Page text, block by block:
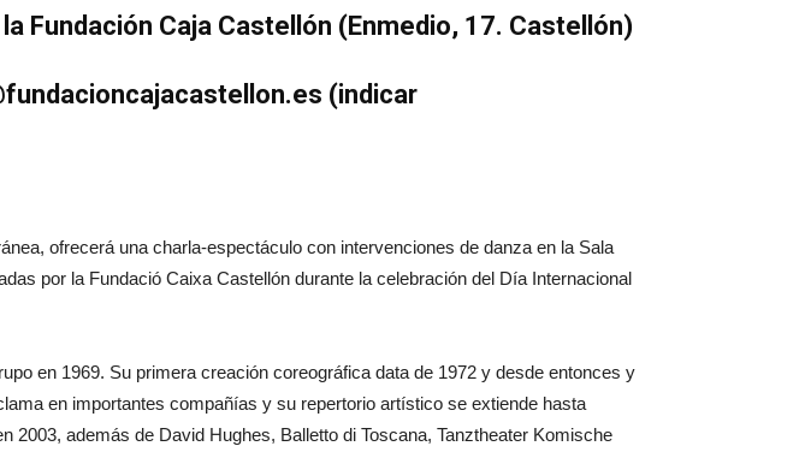
Fundación Caja Castellón (Enmedio, 17. Castellón)
(indicar
ofrecerá una charla-espectáculo con intervenciones de danza en la Sala
por la Fundació Caixa Castellón durante la celebración del Día Internacional
en 1969. Su primera creación coreográfica data de 1972 y desde entonces y
en importantes compañías y su repertorio artístico se extiende hasta
2003, además de David Hughes, Balletto di Toscana, Tanztheater Komische